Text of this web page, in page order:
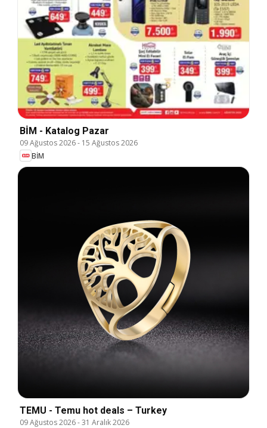
BİM - Katalog Pazar
09 Ağustos 2026- 15 Ağustos 2026
BİM
TEMU - Temu hot deals – Turkey
09 Ağustos 2026-31 Aralık 2026